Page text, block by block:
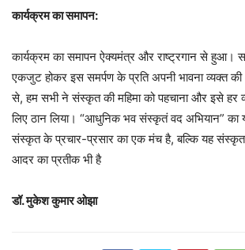
कार्यक्रम का समापन:
कार्यक्रम का समापन ऐक्यमंत्र और राष्ट्रगान से हुआ।
एकजुट होकर इस समर्पण के प्रति अपनी भावना व्यक्त
से, हम सभी ने संस्कृत की महिमा को पहचाना और इसे हर
लिए ठान लिया। “आधुनिक भव संस्कृतं वद अभियान”
संस्कृत के प्रचार-प्रसार का एक मंच है, बल्कि यह
आदर का प्रतीक भी है
डॉ. मुकेश कुमार ओझा